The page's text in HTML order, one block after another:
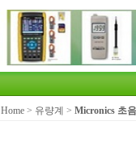
Home > 유량계 > Micronics 초